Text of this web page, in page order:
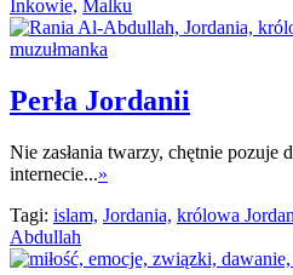
Inkowie, Malku
Perła Jordanii
Nie zasłania twarzy, chętnie pozuje
internecie...»
Tagi: islam, Jordania, królowa
Abdullah